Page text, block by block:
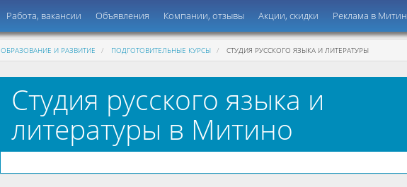
Работа, вакансии Объявления Компании, отзывы Акции, скидки Реклама в
ОБРАЗОВАНИЕ И РАЗВИТИЕ ПОДГОТОВИТЕЛЬНЫЕ КУРСЫ СТУДИЯ РУССКОГО ЯЗЫКА И ЛИТЕРАТУРЫ
Студия русского языка и
литературы в Митино